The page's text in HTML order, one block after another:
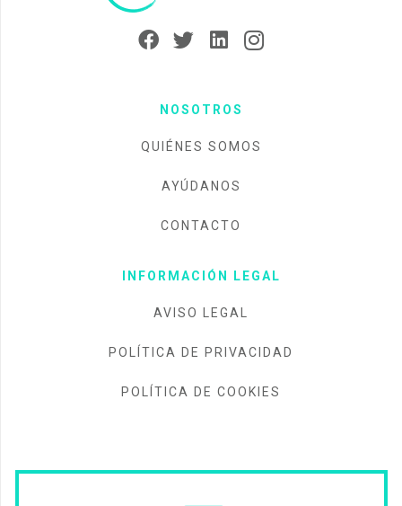
NOSOTROS
QUIÉNES SOMOS
AYÚDANOS
CONTACTO
INFORMACIÓN LEGAL
AVISO LEGAL
POLÍTICA DE PRIVACIDAD
POLÍTICA DE COOKIES